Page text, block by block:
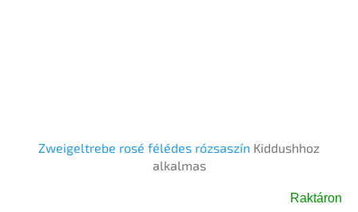
Zweigeltrebe rosé félédes rózsaszín Kiddushhoz
alkalmas
Raktáron